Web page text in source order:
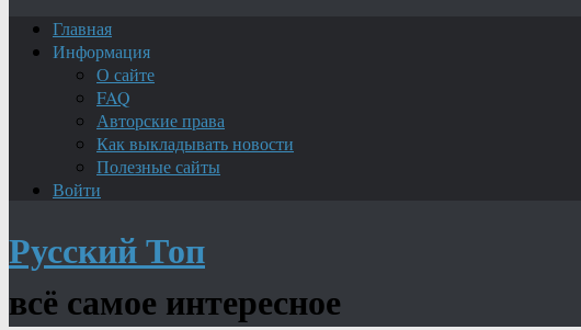
Главная
Информация
О сайте
FAQ
Авторские права
Как выкладывать новости
Полезные сайты
Войти
Русский Топ
всё самое интересное